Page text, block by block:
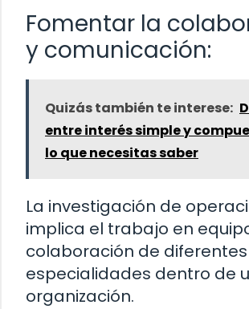
Fomentar la
y comunicación:
Quizás también te interese:
entre interés simple y
lo que necesitas saber
La investigación de
implica el trabajo en
colaboración de
especialidades dentro de
organización.